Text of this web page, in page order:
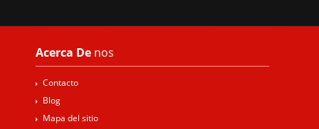
Acerca De nos
Contacto
Blog
Mapa del sitio